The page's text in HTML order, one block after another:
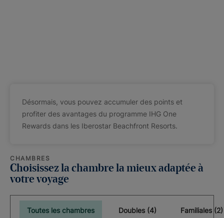
Désormais, vous pouvez accumuler des points et
profiter des avantages du programme IHG One
Rewards dans les Iberostar Beachfront Resorts.
CHAMBRES
Choisissez la chambre la mieux adaptée à
votre voyage
Toutes les chambres Doubles (4) Familiales (2)